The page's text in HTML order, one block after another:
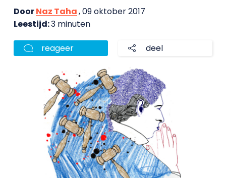
DoorNaz Taha, 09 oktober 2017
Leestijd:3 minuten
reageer deel